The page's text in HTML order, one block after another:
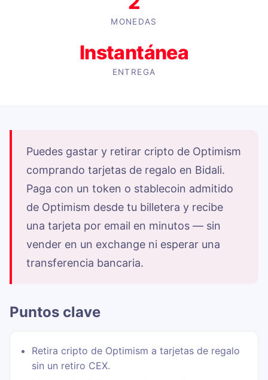
MONEDAS
Instantánea
ENTREGA
Puedes gastar y retirar cripto de Optimism
comprando tarjetas de regalo en Bidali.
Paga con un token o stablecoin admitido
de Optimism desde tu billetera y recibe
una tarjeta por email en minutos — sin
vender en un exchange ni esperar una
transferencia bancaria.
Puntos clave
Retira cripto de Optimism a tarjetas de regalo
sin un retiro CEX.